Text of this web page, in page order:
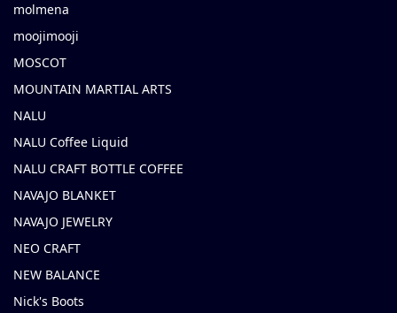
molmena
moojimooji
MOSCOT
MOUNTAIN MARTIAL ARTS
NALU
NALU Coffee Liquid
NALU CRAFT BOTTLE COFFEE
NAVAJO BLANKET
NAVAJO JEWELRY
NEO CRAFT
NEW BALANCE
Nick's Boots